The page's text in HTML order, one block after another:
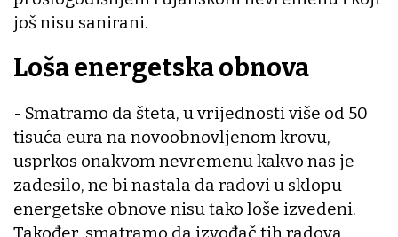
još nisu sanirani.
Loša energetska obnova
- Smatramo da šteta, u vrijednosti više od 50
tisuća eura na novoobnovljenom krovu,
usprkos onakvom nevremenu kakvo nas je
zadesilo, ne bi nastala da radovi u sklopu
energetske obnove nisu tako loše izvedeni.
Također, smatramo da izvođač tih radova